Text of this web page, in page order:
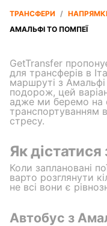
ТРАНСФЕРИ /
АМАЛЬФІ TO ПОМПЕЇ
GetTransfer
для трансферів в
маршруті з
подорож, цей
адже ми беремо на
транспортуванням
стресу.
Як
Коли заплановані
варто розглянути
не всі вони є
Автобус з